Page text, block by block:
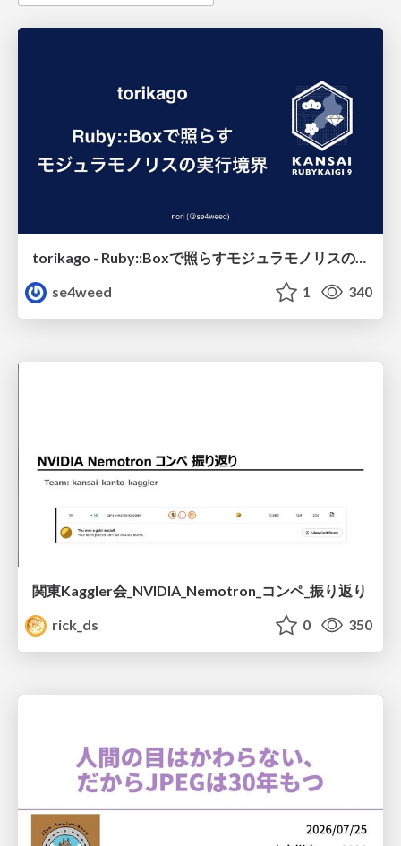
se4weed
1 340
関東Kaggler会_NVIDIA_Nemotron_コンペ_振り返り
rick_ds
0 350